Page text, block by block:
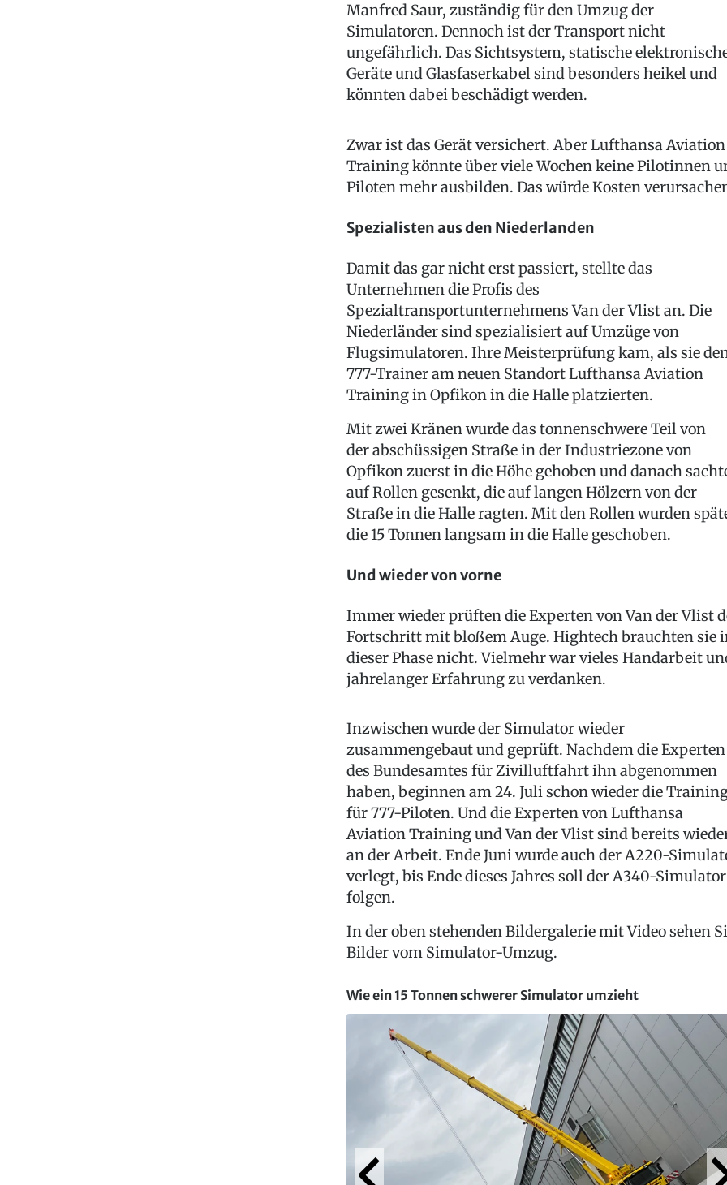
Manfred Saur, zuständig für den Umzug der
Simulatoren. Dennoch ist der Transport nicht
ungefährlich. Das Sichtsystem, statische
Geräte und Glasfaserkabel sind besonders heikel und
könnten dabei beschädigt werden.
Zwar ist das Gerät versichert. Aber Lufthansa Aviation
Training könnte über viele Wochen keine Pilotinnen
Piloten mehr ausbilden. Das würde Kosten
Spezialisten aus den Niederlanden
Damit das gar nicht erst passiert, stellte das
Unternehmen die Profis des
Spezialtransportunternehmens Van der Vlist an. Die
Niederländer sind spezialisiert auf Umzüge von
Flugsimulatoren. Ihre Meisterprüfung kam, als sie
777-Trainer am neuen Standort Lufthansa Aviation
Training in Opfikon in die Halle platzierten.
Mit zwei Kränen wurde das tonnenschwere Teil von
der abschüssigen Straße in der Industriezone von
Opfikon zuerst in die Höhe gehoben und danach
auf Rollen gesenkt, die auf langen Hölzern von der
Straße in die Halle ragten. Mit den Rollen wurden
die 15 Tonnen langsam in die Halle geschoben.
Und wieder von vorne
Immer wieder prüften die Experten von Van der Vlist
Fortschritt mit bloßem Auge. Hightech brauchten sie
dieser Phase nicht. Vielmehr war vieles Handarbeit
jahrelanger Erfahrung zu verdanken.
Inzwischen wurde der Simulator wieder
zusammengebaut und geprüft. Nachdem die Experten
des Bundesamtes für Zivilluftfahrt ihn abgenommen
haben, beginnen am 24. Juli schon wieder die
für 777-Piloten. Und die Experten von Lufthansa
Aviation Training und Van der Vlist sind bereits
an der Arbeit. Ende Juni wurde auch der A220-
verlegt, bis Ende dieses Jahres soll der A340-Simulator
folgen.
In der oben stehenden Bildergalerie mit Video sehen
Bilder vom Simulator-Umzug.
Wie ein 15 Tonnen schwerer Simulator umzieht